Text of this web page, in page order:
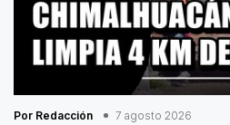
Por Redacción 7 agosto 2026